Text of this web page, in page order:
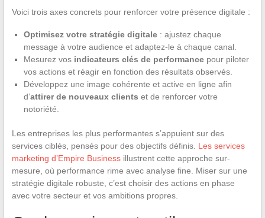
Voici trois axes concrets pour renforcer votre présence digitale :
Optimisez votre stratégie digitale: ajustez chaque
message à votre audience et adaptez-le à chaque canal.
Mesurez vos indicateurs clés de performancepour piloter
vos actions et réagir en fonction des résultats observés.
Développez une image cohérente et active en ligne afin
d’attirer de nouveaux clients et de renforcer votre
notoriété.
Les entreprises les plus performantes s’appuient sur des
services ciblés, pensés pour des objectifs définis. Les services
marketing d’Empire Businessillustrent cette approche sur-
mesure, où performance rime avec analyse fine. Miser sur une
stratégie digitale robuste, c’est choisir des actions en phase
avec votre secteur et vos ambitions propres.